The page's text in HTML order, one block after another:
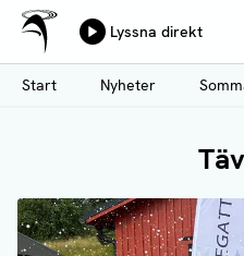
Hoppa
till
huvudinnehåll
Ålands Radio & TV
Lyssna direkt
Start
Nyheter